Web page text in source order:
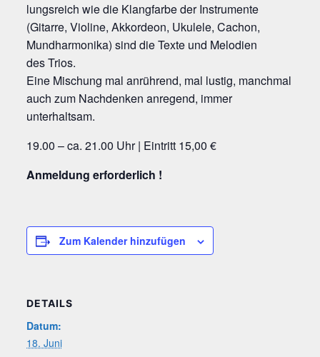
lungs­reich wie die Klang­far­be der Instrumente
(Gitar­re, Vio­li­ne, Akkor­de­on, Uku­le­le, Cachon,
Mund­har­mo­ni­ka) sind die Tex­te und Melo­dien
des Trios.
Eine Mischung mal anrüh­rend, mal lus­tig, manch­mal
auch zum Nach­den­ken anregend, immer
unterhaltsam.
19.00 – ca. 21.00 Uhr | Ein­tritt 15,00 €
Anmel­dung erforderlich !
Zum Kalender hinzufügen
DETAILS
Datum:
18. Juni